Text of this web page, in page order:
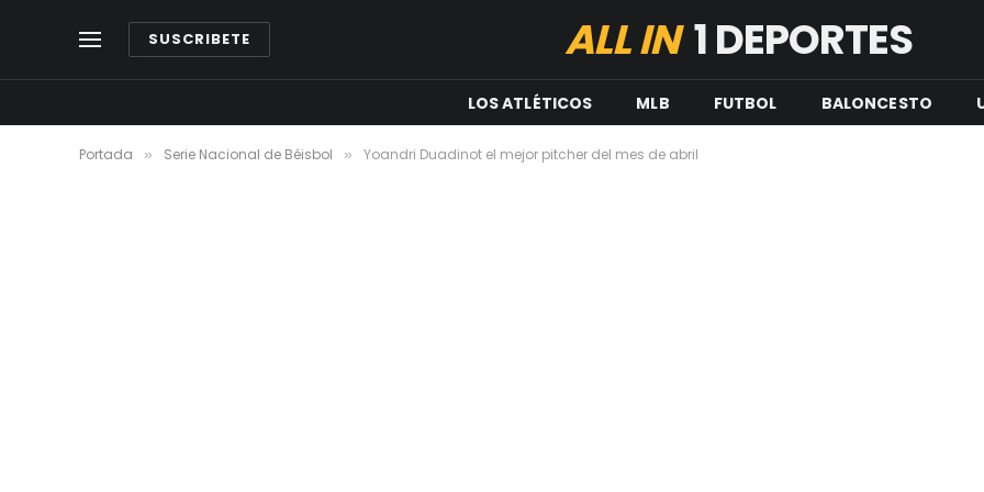
SUSCRIBETE ALL IN1 DEPORTES
LOS ATLÉTICOS MLB FUTBOL BALONCESTO
Portada » Serie Nacional de Béisbol » Yoandri Duadinot el mejor pitcher del mes de abril